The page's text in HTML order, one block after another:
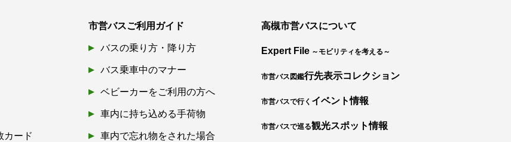
カード
市営バスご利用ガイド
バスの乗り方・降り方
バス乗車中のマナー
ベビーカーをご利用の方へ
車内に持ち込める手荷物
車内で忘れ物をされた場合
高槻市営バスについて
Expert File ～モビリティを考える～
市営バス図鑑行先表示コレクション
市営バスで行く イベント情報
市営バスで巡る観光スポット情報